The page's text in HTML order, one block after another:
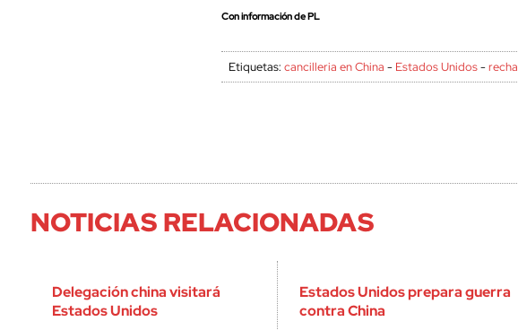
Con información de PL
Etiquetas:cancilleria en China - Estados Unidos-
NOTICIAS RELACIONADAS
Delegación china visitará
Estados Unidos
Estados Unidos prepara guerra
contra China